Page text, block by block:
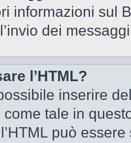
informazioni sul
dei
l’HTML?
inserire
come tale in
può